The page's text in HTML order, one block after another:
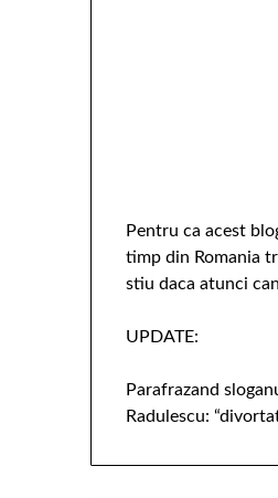
Pentru ca acest
timp din Romania
stiu daca atunci
UPDATE:
Parafrazand
Radulescu: